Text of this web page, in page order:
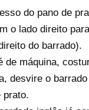
do pano de
o lado direito
do barrado).
de máquina,
desvire o
prato.